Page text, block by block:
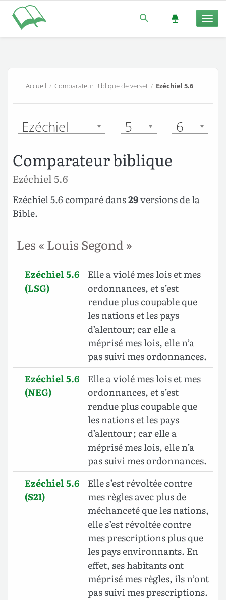
Accueil /Comparateur Biblique de verset / Ezéchiel 5.6
Ezéchiel 5 6
Comparateur biblique
Ezéchiel 5.6
Ezéchiel 5.6 comparé dans29versions de la
Bible.
Les « Louis Segond »
Ezéchiel 5.6
(LSG)
Elle a violé mes lois et mes
ordonnances, et s’est
rendue plus coupable que
les nations et les pays
d’alentour; car elle a
méprisé mes lois, elle n’a
pas suivi mes ordonnances.
Ezéchiel 5.6
(NEG)
Elle a violé mes lois et mes
ordonnances, et s’est
rendue plus coupable que
les nations et les pays
d’alentour ; car elle a
méprisé mes lois, elle n’a
pas suivi mes ordonnances.
Ezéchiel 5.6
(S21)
Elle s’est révoltée contre
mes règles avec plus de
méchanceté que les nations,
elle s’est révoltée contre
mes prescriptions plus que
les pays environnants. En
effet, ses habitants ont
méprisé mes règles, ils n’ont
pas suivi mes prescriptions.